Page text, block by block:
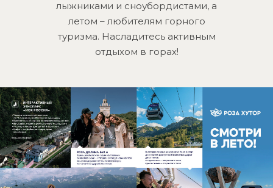
лыжниками и сноубордистами, а
летом – любителям горного
туризма. Насладитесь активным
отдыхом в горах!